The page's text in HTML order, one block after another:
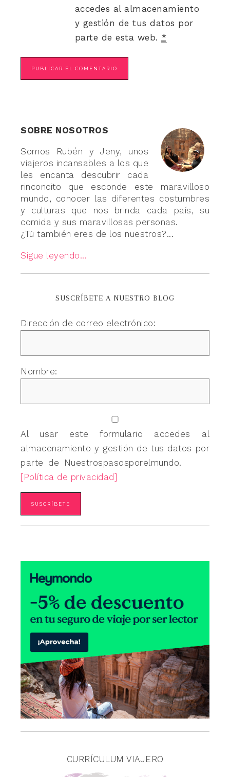
accedes al almacenamiento
y gestión de tus datos por
parte de esta web. *
SOBRE NOSOTROS
Somos Rubén y Jeny, unos
viajeros incansables a los que
les encanta descubrir cada
rinconcito que esconde este maravilloso
mundo, conocer las diferentes costumbres
y culturas que nos brinda cada país, su
comida y sus maravillosas personas.
¿Tú también eres de los nuestros?...
Sigue leyendo...
SUSCRÍBETE A NUESTRO BLOG
Dirección de correo electrónico:
Nombre:
Al usar este formulario accedes al
almacenamiento y gestión de tus datos por
parte de Nuestrospasosporelmundo.
[Política de privacidad]
CURRÍCULUM VIAJERO